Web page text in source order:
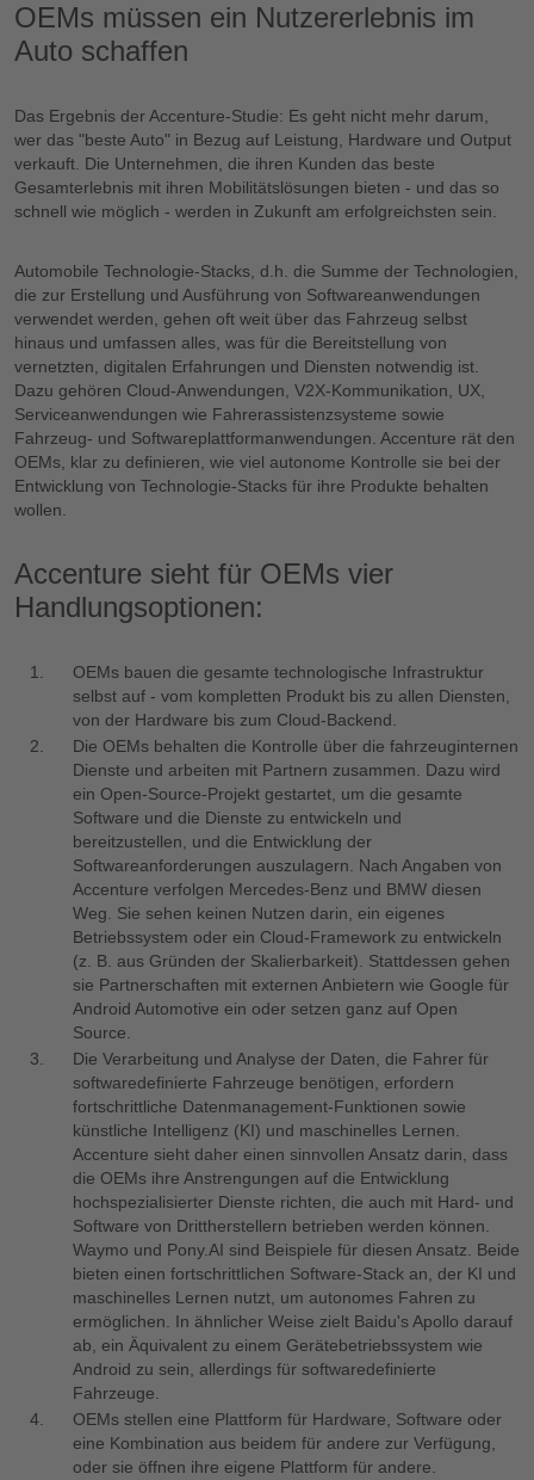
OEMs müssen ein Nutzererlebnis im
Auto schaffen
Das Ergebnis der Accenture-Studie: Es geht nicht mehr darum,
wer das "beste Auto" in Bezug auf Leistung, Hardware und Output
verkauft. Die Unternehmen, die ihren Kunden das beste
Gesamterlebnis mit ihren Mobilitätslösungen bieten - und das so
schnell wie möglich - werden in Zukunft am erfolgreichsten sein.
Automobile Technologie-Stacks, d.h. die Summe der Technologien,
die zur Erstellung und Ausführung von Softwareanwendungen
verwendet werden, gehen oft weit über das Fahrzeug selbst
hinaus und umfassen alles, was für die Bereitstellung von
vernetzten, digitalen Erfahrungen und Diensten notwendig ist.
Dazu gehören Cloud-Anwendungen, V2X-Kommunikation, UX,
Serviceanwendungen wie Fahrerassistenzsysteme sowie
Fahrzeug- und Softwareplattformanwendungen. Accenture rät den
OEMs, klar zu definieren, wie viel autonome Kontrolle sie bei der
Entwicklung von Technologie-Stacks für ihre Produkte behalten
wollen.
Accenture sieht für OEMs vier
Handlungsoptionen:
OEMs bauen die gesamte technologische Infrastruktur
selbst auf - vom kompletten Produkt bis zu allen Diensten,
von der Hardware bis zum Cloud-Backend.
Die OEMs behalten die Kontrolle über die fahrzeuginternen
Dienste und arbeiten mit Partnern zusammen. Dazu wird
ein Open-Source-Projekt gestartet, um die gesamte
Software und die Dienste zu entwickeln und
bereitzustellen, und die Entwicklung der
Softwareanforderungen auszulagern. Nach Angaben von
Accenture verfolgen Mercedes-Benz und BMW diesen
Weg. Sie sehen keinen Nutzen darin, ein eigenes
Betriebssystem oder ein Cloud-Framework zu entwickeln
(z. B. aus Gründen der Skalierbarkeit). Stattdessen gehen
sie Partnerschaften mit externen Anbietern wie Google für
Android Automotive ein oder setzen ganz auf Open
Source.
Die Verarbeitung und Analyse der Daten, die Fahrer für
softwaredefinierte Fahrzeuge benötigen, erfordern
fortschrittliche Datenmanagement-Funktionen sowie
künstliche Intelligenz (KI) und maschinelles Lernen.
Accenture sieht daher einen sinnvollen Ansatz darin, dass
die OEMs ihre Anstrengungen auf die Entwicklung
hochspezialisierter Dienste richten, die auch mit Hard- und
Software von Drittherstellern betrieben werden können.
Waymo und Pony.AI sind Beispiele für diesen Ansatz. Beide
bieten einen fortschrittlichen Software-Stack an, der KI und
maschinelles Lernen nutzt, um autonomes Fahren zu
ermöglichen. In ähnlicher Weise zielt Baidu's Apollo darauf
ab, ein Äquivalent zu einem Gerätebetriebssystem wie
Android zu sein, allerdings für softwaredefinierte
Fahrzeuge.
OEMs stellen eine Plattform für Hardware, Software oder
eine Kombination aus beidem für andere zur Verfügung,
oder sie öffnen ihre eigene Plattform für andere.